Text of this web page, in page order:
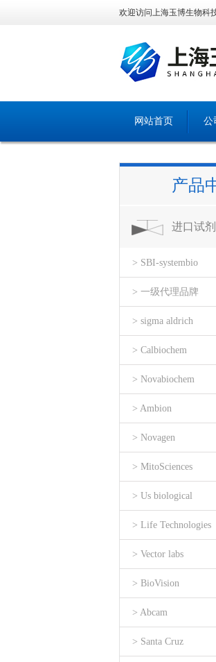
欢迎访问上海玉博生物科
网站首页 公
产品
进口试剂
> SBI-systembio
> 一级代理品牌
> sigma aldrich
> Calbiochem
> Novabiochem
> Ambion
> Novagen
> MitoSciences
> Us biological
> Life Technologies
> Vector labs
> BioVision
> Abcam
> Santa Cruz